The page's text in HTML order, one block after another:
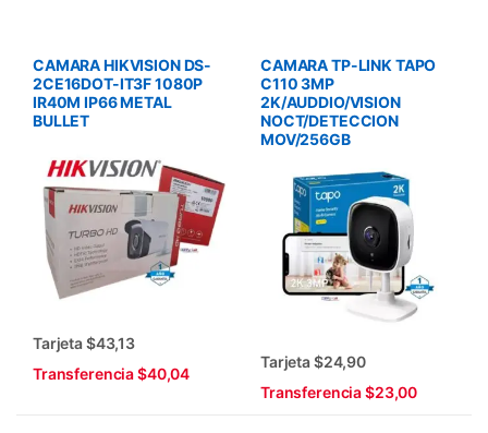
CAMARA HIKVISION DS-
2CE16DOT-IT3F 1080P
IR40M IP66 METAL
BULLET
Tarjeta $43,13
Transferencia $40,04
CAMARA TP-LINK TAPO
C110 3MP
2K/AUDDIO/VISION
NOCT/DETECCION
MOV/256GB
Tarjeta $24,90
Transferencia $23,00